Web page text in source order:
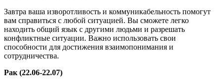
Завтра ваша изворотливость и коммуникабельность помогут
вам справиться с любой ситуацией. Вы сможете легко
находить общий язык с другими людьми и разрешать
конфликтные ситуации. Важно использовать свои
способности для достижения взаимопонимания и
сотрудничества.
Рак (22.06-22.07)